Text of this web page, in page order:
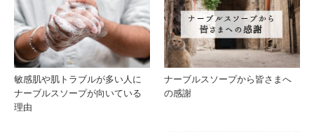
比較
敏感肌や肌トラブルが多い人に
ナーブルスソープが向いている
理由
ナーブルスソープから皆さまへ
の感謝